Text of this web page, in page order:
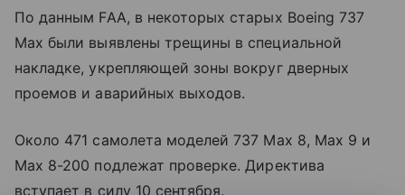
По данным FAA, в некоторых старых Boeing 737
Max были выявлены трещины в специальной
накладке, укрепляющей зоны вокруг дверных
проемов и аварийных выходов.
Около 471 самолета моделей 737 Max 8, Max 9 и
Max 8-200 подлежат проверке. Директива
вступает в силу 10 сентября.